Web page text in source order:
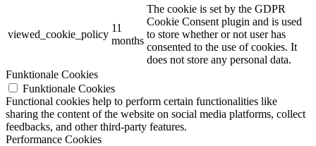
viewed_cookie_policy
11
months
The cookie is set by the GDPR
Cookie Consent plugin and is used
to store whether or not user has
consented to the use of cookies. It
does not store any personal data.
Funktionale Cookies
Funktionale Cookies
Functional cookies help to perform certain functionalities like
sharing the content of the website on social media platforms, collect
feedbacks, and other third-party features.
Performance Cookies